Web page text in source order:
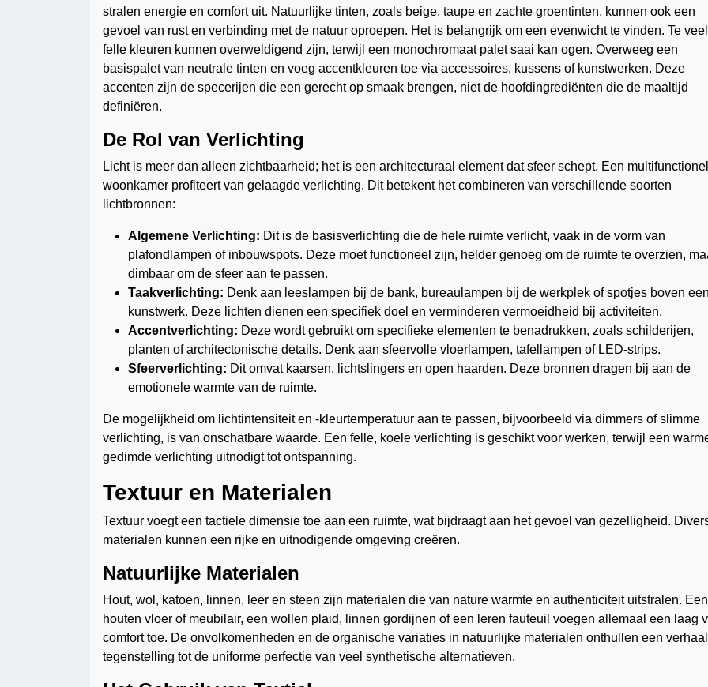
stralen energie en comfort uit. Natuurlijke tinten, zoals beige, taupe en zachte groentinten, kunnen ook een
gevoel van rust en verbinding met de natuur oproepen. Het is belangrijk om een evenwicht te vinden. Te veel
felle kleuren kunnen overweldigend zijn, terwijl een monochromaat palet saai kan ogen. Overweeg een
basispalet van neutrale tinten en voeg accentkleuren toe via accessoires, kussens of kunstwerken. Deze
accenten zijn de specerijen die een gerecht op smaak brengen, niet de hoofdingrediënten die de maaltijd
definiëren.
De Rol van Verlichting
Licht is meer dan alleen zichtbaarheid; het is een architecturaal element dat sfeer schept. Een
woonkamer profiteert van gelaagde verlichting. Dit betekent het combineren van verschillende soorten
lichtbronnen:
Algemene Verlichting: Dit is de basisverlichting die de hele ruimte verlicht, vaak in de vorm van
plafondlampen of inbouwspots. Deze moet functioneel zijn, helder genoeg om de ruimte te overzien,
dimbaar om de sfeer aan te passen.
Taakverlichting: Denk aan leeslampen bij de bank, bureaulampen bij de werkplek of spotjes boven een
kunstwerk. Deze lichten dienen een specifiek doel en verminderen vermoeidheid bij activiteiten.
Accentverlichting: Deze wordt gebruikt om specifieke elementen te benadrukken, zoals schilderijen,
planten of architectonische details. Denk aan sfeervolle vloerlampen, tafellampen of LED-strips.
Sfeerverlichting: Dit omvat kaarsen, lichtslingers en open haarden. Deze bronnen dragen bij aan de
emotionele warmte van de ruimte.
De mogelijkheid om lichtintensiteit en -kleurtemperatuur aan te passen, bijvoorbeeld via dimmers of slimme
verlichting, is van onschatbare waarde. Een felle, koele verlichting is geschikt voor werken, terwijl een
gedimde verlichting uitnodigt tot ontspanning.
Textuur en Materialen
Textuur voegt een tactiele dimensie toe aan een ruimte, wat bijdraagt aan het gevoel van gezelligheid.
materialen kunnen een rijke en uitnodigende omgeving creëren.
Natuurlijke Materialen
Hout, wol, katoen, linnen, leer en steen zijn materialen die van nature warmte en authenticiteit uitstralen. Een
houten vloer of meubilair, een wollen plaid, linnen gordijnen of een leren fauteuil voegen allemaal een laag
comfort toe. De onvolkomenheden en de organische variaties in natuurlijke materialen onthullen een
tegenstelling tot de uniforme perfectie van veel synthetische alternatieven.